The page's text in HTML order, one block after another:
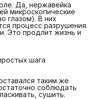
Да, нержавейка
микроскопические
глазом). В них
процесс разрушения.
Это продлит жизнь и
шага
таким же
соблюдать
сушить.